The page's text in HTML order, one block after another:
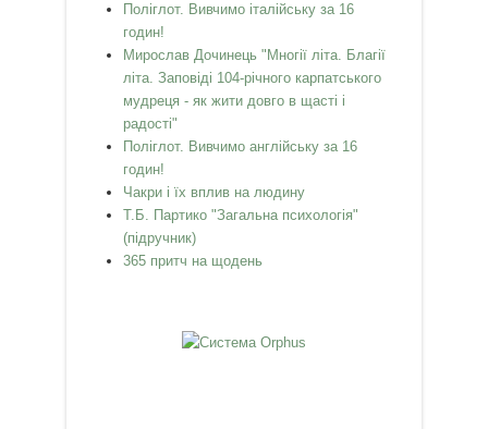
Поліглот. Вивчимо італійську за 16
годин!
Мирослав Дочинець "Многії літа. Благії
літа. Заповіді 104-річного карпатського
мудреця - як жити довго в щасті і
радості"
Поліглот. Вивчимо англійську за 16
годин!
Чакри і їх вплив на людину
Т.Б. Партико "Загальна психологія"
(підручник)
365 притч на щодень